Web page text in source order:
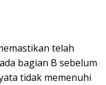
telah
bagian B sebelum
tidak memenuhi